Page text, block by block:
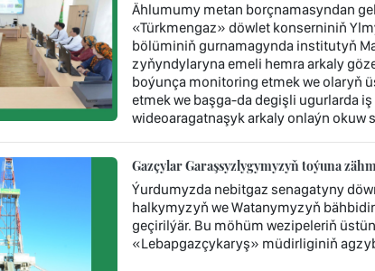
Ählumumy metan borçnamasyndan
«Türkmengaz» döwlet konserniniň
bölüminiň gurnamagynda institutyň
zyňyndylaryna emeli hemra arkaly
boýunça monitoring etmek we olaryň
etmek we başga-da degişli ugurlarda
wideoaragatnaşyk arkaly onlaýn okuw
Gazçylar Garaşsyzlygymyzyň toýuna
Ýurdumyzda nebitgaz senagatyny
halkymyzyň we Watanymyzyň
geçirilýär. Bu möhüm wezipeleriň
«Lebapgazçykaryş» müdirliginiň